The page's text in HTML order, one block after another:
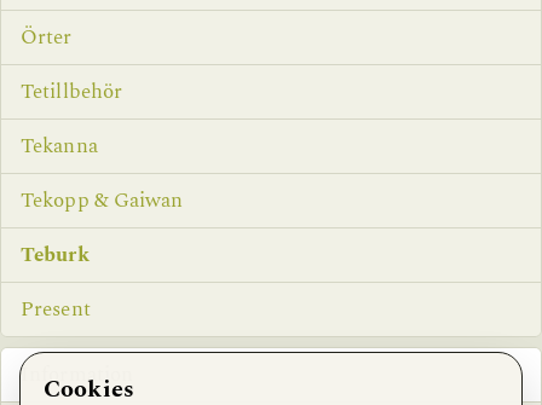
Örter
Tetillbehör
Tekanna
Tekopp & Gaiwan
Teburk
Present
Information
Cookies